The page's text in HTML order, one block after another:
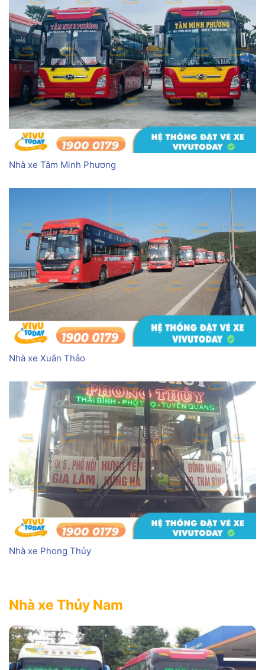
Nhà xe Thủy Nam
Nhà xe Tâm Minh Phương
Nhà xe Xuân Thảo
Nhà xe Phong Thủy